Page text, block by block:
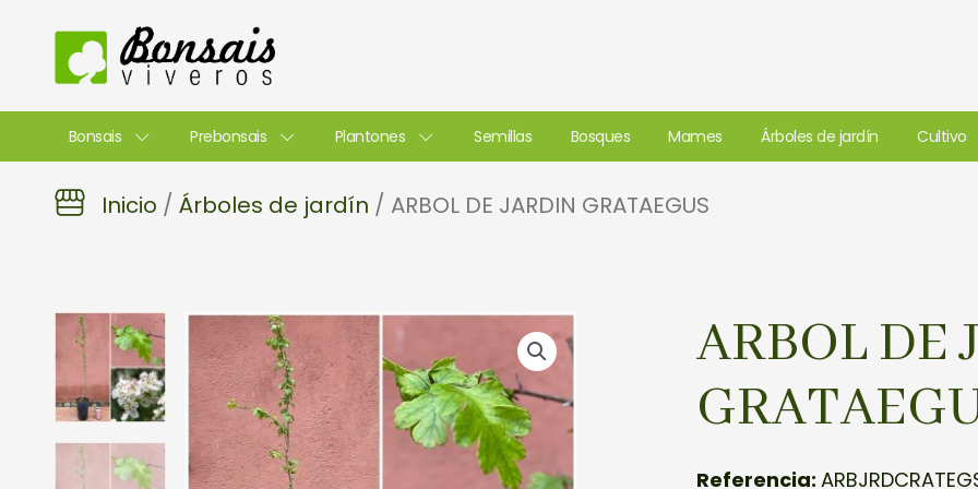
contenido
Bonsais Prebonsais Plantones Semillas Bosques Mames Árboles de jardín Cultivo
Inicio / Árboles de jardín / ARBOL DE JARDIN GRATAEGUS
ARBOL DE
Referencia: